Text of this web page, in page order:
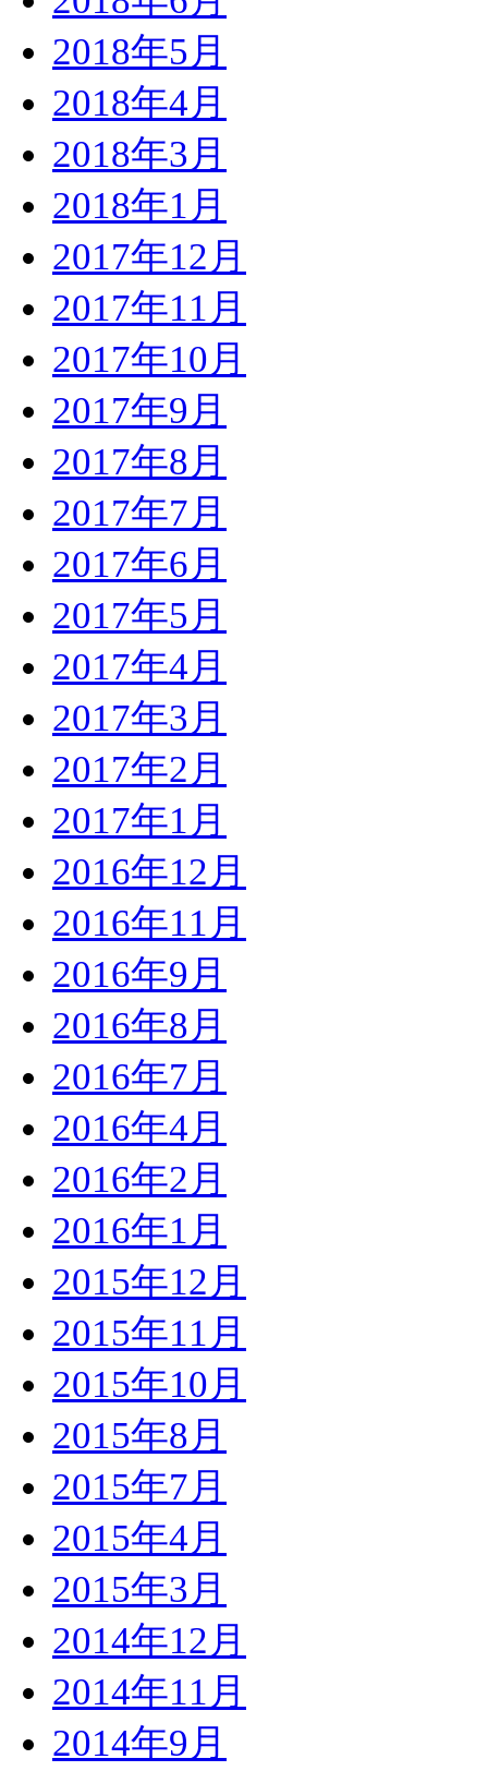
2018年5月
2018年4月
2018年3月
2018年1月
2017年12月
2017年11月
2017年10月
2017年9月
2017年8月
2017年7月
2017年6月
2017年5月
2017年4月
2017年3月
2017年2月
2017年1月
2016年12月
2016年11月
2016年9月
2016年8月
2016年7月
2016年4月
2016年2月
2016年1月
2015年12月
2015年11月
2015年10月
2015年8月
2015年7月
2015年4月
2015年3月
2014年12月
2014年11月
2014年9月